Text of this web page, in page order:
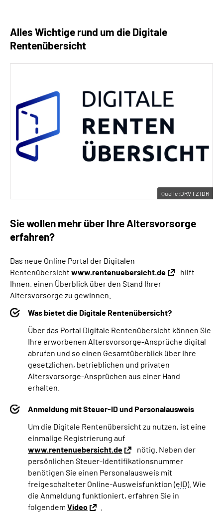
Alles Wichtige rund um die Digitale
Rentenübersicht
Sie wollen mehr über Ihre Altersvorsorge
erfahren?
Das neue Online Portal der Digitalen
Rentenübersicht www.rentenuebersicht.de
hilft
Ihnen. einen Überblick über den Stand Ihrer
Altersvorsorge zu gewinnen.
Was bietet die Digitale Rentenübersicht?
Über das Portal Digitale Rentenübersicht können Sie
Ihre erworbenen Altersvorsorge-Ansprüche digital
abrufen und so einen Gesamtüberblick über Ihre
gesetzlichen, betrieblichen und privaten
Altersvorsorge-Ansprüchen aus einer Hand
erhalten.
Anmeldung mit Steuer-ID und Personalausweis
Um die Digitale Rentenübersicht zu nutzen, ist eine
einmalige Registrierung auf
www.rentenuebersicht.de
nötig. Neben der
persönlichen Steuer-Identifikationsnummer
benötigen Sie einen Personalausweis mit
freigeschalteter Online-Ausweisfunktion (eID). Wie
die Anmeldung funktioniert, erfahren Sie in
folgendem Video
Quelle:DRV I ZfDR